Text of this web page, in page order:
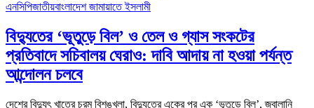
এনসিপিজাতীয়বাংলাদেশ জামায়াতে ইসলামী
বিদ্যুতের ‘ভূতুড়ে বিল’ ও তেল ও গ্যাস সংকটের
প্রতিবাদে সচিবালয় ঘেরাও: দাবি আদায় না হওয়া পর্যন্ত
আন্দোলন চলবে
দেশের বিদ্যুৎ খাতের চরম বিশৃঙ্খলা, বিদ্যুতের একের পর এক ‘ভূতুড়ে বিল’, জ্বালানি